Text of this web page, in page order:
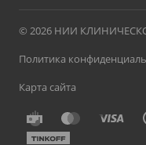
© 2026 НИИ
Политика
Карта сайта